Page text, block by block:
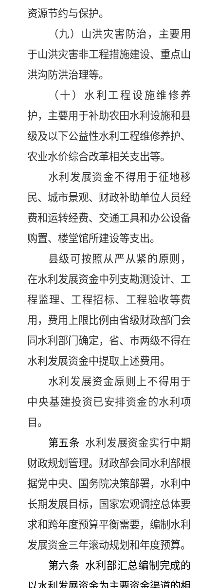
资源节约与保护。
（九）山洪灾害防治，主要用
于山洪灾害非工程措施建设、重点山
洪沟防洪治理等。
（十）水利工程设施维修养
护，主要用于补助农田水利设施和县
级及以下公益性水利工程维修养护、
农业水价综合改革相关支出等。
水利发展资金不得用于征地移
民、城市景观、财政补助单位人员经
费和运转经费、交通工具和办公设备
购置、楼堂馆所建设等支出。
县级可按照从严从紧的原则，
在水利发展资金中列支勘测设计、工
程监理、工程招标、工程验收等费
用，费用上限比例由省级财政部门会
同水利部门确定，省、市两级不得在
水利发展资金中提取上述费用。
水利发展资金原则上不得用于
中央基建投资已安排资金的水利项
目。
第五条 水利发展资金实行中期
财政规划管理。财政部会同水利部根
据党中央、国务院决策部署，水利中
长期发展目标，国家宏观调控总体要
求和跨年度预算平衡需要，编制水利
发展资金三年滚动规划和年度预算。
第六条 水利部汇总编制完成的